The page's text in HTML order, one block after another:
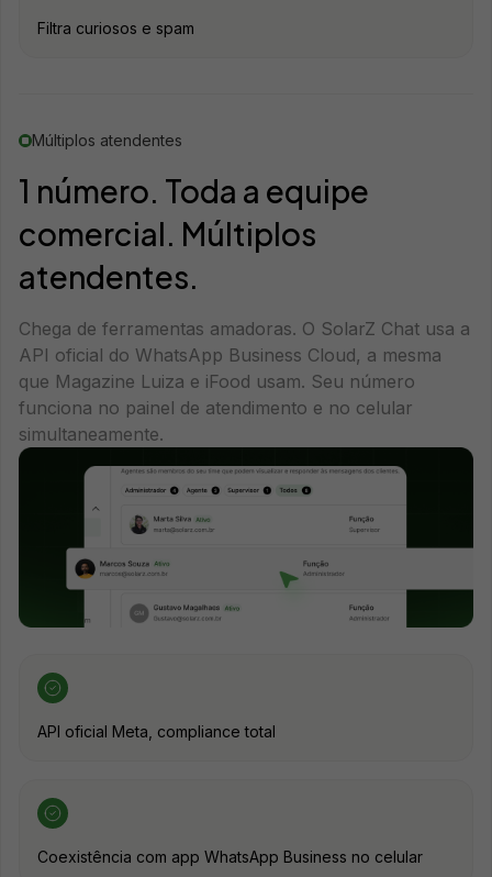
Filtra curiosos e spam
Múltiplos atendentes
1 número. Toda a equipe
comercial. Múltiplos
atendentes.
Chega de ferramentas amadoras. O SolarZ Chat usa a
API oficial do WhatsApp Business Cloud, a mesma
que Magazine Luiza e iFood usam. Seu número
funciona no painel de atendimento e no celular
simultaneamente.
API oficial Meta, compliance total
Coexistência com app WhatsApp Business no celular